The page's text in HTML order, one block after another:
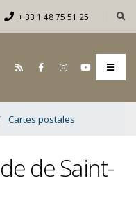
+ 33 1 48 75 51 25
Cartes postales
de Saint-